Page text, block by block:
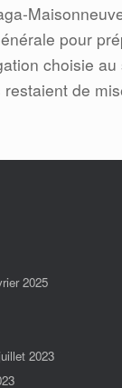
pour
choisie
de
2025
2023